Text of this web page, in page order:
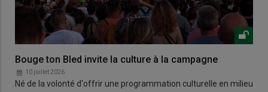
Bouge ton Bled invite la culture à la campagne
10 juillet 2026
Né de la volonté d'offrir une programmation culturelle en milieu